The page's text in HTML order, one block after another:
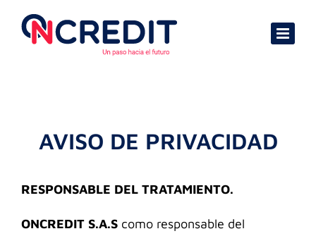
content
AVISO DE PRIVACIDAD
RESPONSABLE DEL TRATAMIENTO.
ONCREDIT S.A.Scomo responsable del